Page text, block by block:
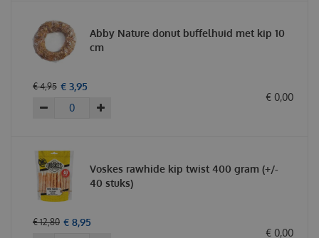
Abby Nature donut buffelhuid met kip 10
cm
€ 4,95 € 3,95
€ 0,00
Voskes rawhide kip twist 400 gram (+/-
40 stuks)
€ 12,80 € 8,95
€ 0,00